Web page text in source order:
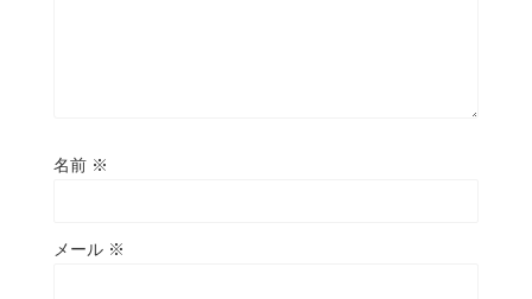
名前 ※
メール ※